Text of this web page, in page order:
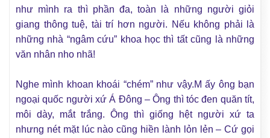
như mình ra thì phần đa, toàn là những người giỏi
giang thông tuệ, tài trí hơn người. Nếu không phải là
những nhà “ngâm cứu” khoa học thì tất cũng là những
văn nhân nho nhã!
Nghe mình khoan khoái “chém” như vậy.M ấy ông bạn
ngoại quốc người xứ Á Đông – Ông thì tóc đen quăn tít,
môi dày, mắt trắng. Ông thì giống hệt người xứ ta
nhưng nét mặt lúc nào cũng hiền lành lỏn lẻn – Cứ gọi